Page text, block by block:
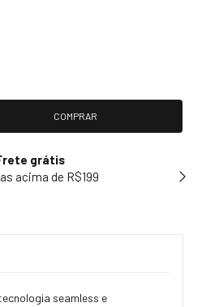
grátis
acima de R$199
seamless e